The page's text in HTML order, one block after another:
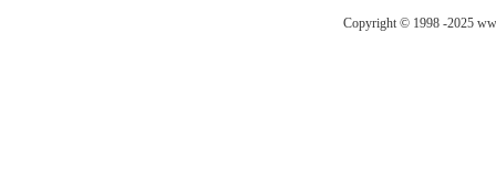
Copyright © 1998 -2025